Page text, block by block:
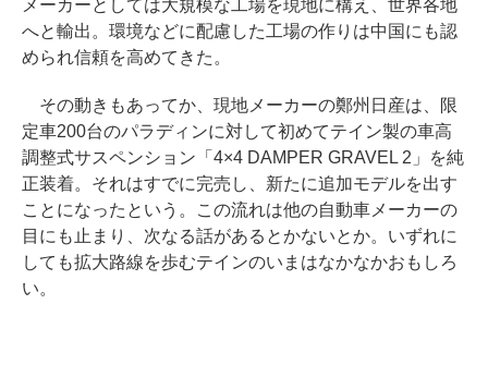
メーカーとしては大規模な工場を現地に構え、世界各地
へと輸出。環境などに配慮した工場の作りは中国にも認
められ信頼を高めてきた。
その動きもあってか、現地メーカーの鄭州日産は、限
定車200台のパラディンに対して初めてテイン製の車高
調整式サスペンション「4×4 DAMPER GRAVEL 2」を純
正装着。それはすでに完売し、新たに追加モデルを出す
ことになったという。この流れは他の自動車メーカーの
目にも止まり、次なる話があるとかないとか。いずれに
しても拡大路線を歩むテインのいまはなかなかおもしろ
い。